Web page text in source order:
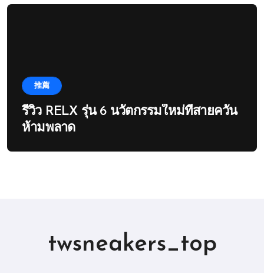
推薦
รีวิว RELX รุ่น 6 นวัตกรรมใหม่ที่สายควัน
ห้ามพลาด
twsneakers_top